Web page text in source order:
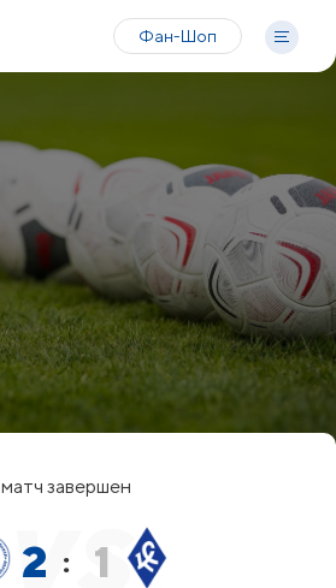
Фан-Шоп
матч завершен
2 : 1